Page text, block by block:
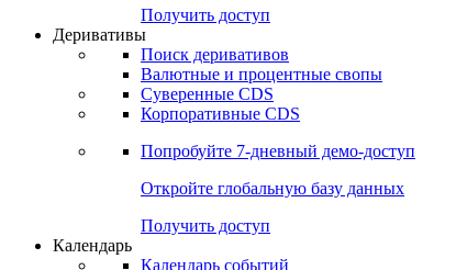
Попробуйте7-дневный
Откройте глобальную базу данных
Получить доступ
Деривативы
Поиск деривативов
Валютные и процентные свопы
Суверенные CDS
Корпоративные CDS
Попробуйте7-дневный
Откройте глобальную базу данных